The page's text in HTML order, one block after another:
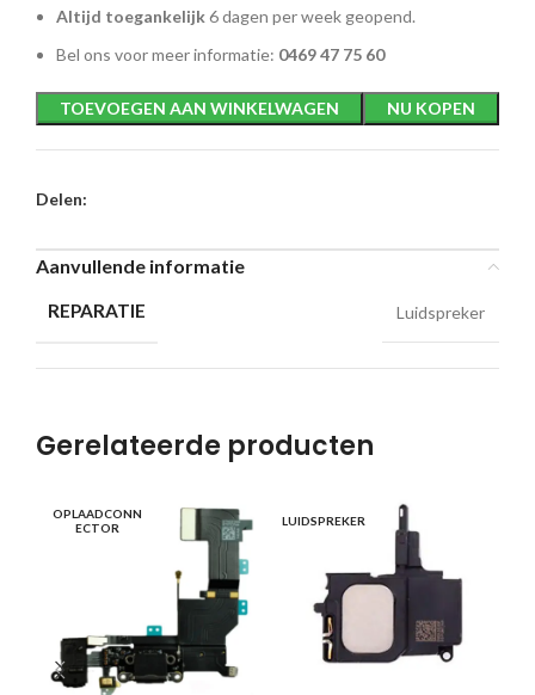
Altijd toegankelijk6 dagen per week geopend.
Bel ons voor meer informatie: 0469 47 75 60
TOEVOEGEN AAN WINKELWAGEN NU KOPEN
Delen:
Aanvullende informatie
REPARATIE Luidspreker
Gerelateerde producten
OPLAADCONN
ECTOR
LUIDSPREKER